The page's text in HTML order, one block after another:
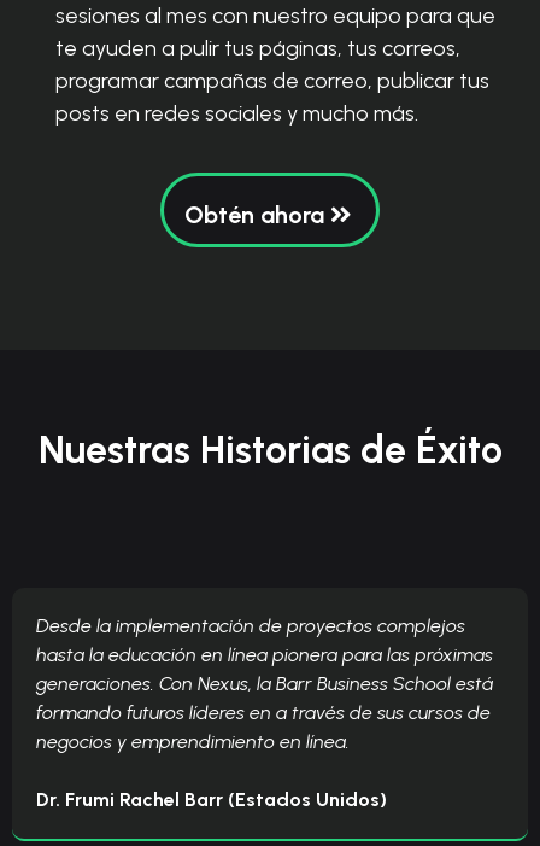
sesiones al mes con nuestro equipo para que
te ayuden a pulir tus páginas, tus correos,
programar campañas de correo, publicar tus
posts en redes sociales y mucho más.
Obtén ahora
Nuestras Historias de Éxito
Desde la implementación de proyectos complejos
hasta la educación en línea pionera para las próximas
generaciones. Con Nexus, la Barr Business School está
formando futuros líderes en a través de sus cursos de
negocios y emprendimiento en línea.
Dr. Frumi Rachel Barr (Estados Unidos)